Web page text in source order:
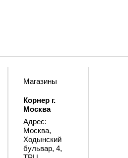
Магазины
Корнер г.
Москва
Адрес:
Москва,
Ходынский
бульвар, 4,